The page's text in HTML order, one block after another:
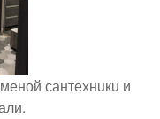
сантехнuкu и